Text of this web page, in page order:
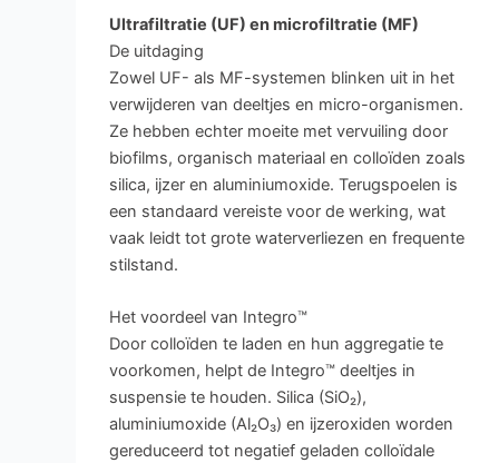
Ultrafiltratie (UF) en microfiltratie (MF)
De uitdaging
Zowel UF- als MF-systemen blinken uit in het
verwijderen van deeltjes en micro-organismen.
Ze hebben echter moeite met vervuiling door
biofilms, organisch materiaal en colloïden zoals
silica, ijzer en aluminiumoxide. Terugspoelen is
een standaard vereiste voor de werking, wat
vaak leidt tot grote waterverliezen en frequente
stilstand.
Het voordeel van Integro™
Door colloïden te laden en hun aggregatie te
voorkomen, helpt de Integro™ deeltjes in
suspensie te houden. Silica (SiO₂),
aluminiumoxide (Al₂O₃) en ijzeroxiden worden
gereduceerd tot negatief geladen colloïdale